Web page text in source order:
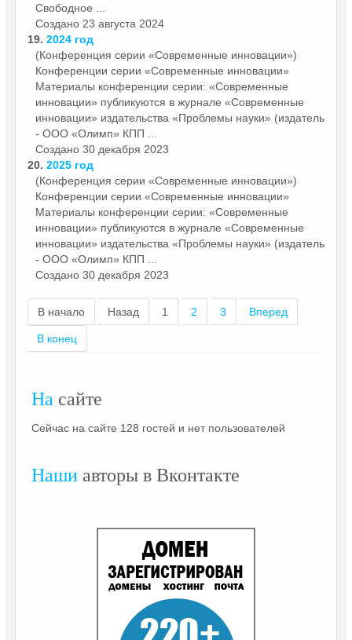
Свободное ...
Создано 23 августа 2024
19. 2024 год
(Конференция серии «Современные инновации»)
Конференции серии «Современные инновации»
Материалы конференции серии: «Современные
инновации» публикуются в журнале «Современные
инновации» издательства «Проблемы науки» (издатель
- ООО «Олимп» КПП ...
Создано 30 декабря 2023
20. 2025 год
(Конференция серии «Современные инновации»)
Конференции серии «Современные инновации»
Материалы конференции серии: «Современные
инновации» публикуются в журнале «Современные
инновации» издательства «Проблемы науки» (издатель
- ООО «Олимп» КПП ...
Создано 30 декабря 2023
В начало Назад 1 2 3 Вперед
В конец
На сайте
Сейчас на сайте 128 гостей и нет пользователей
Наши авторы в Вконтакте